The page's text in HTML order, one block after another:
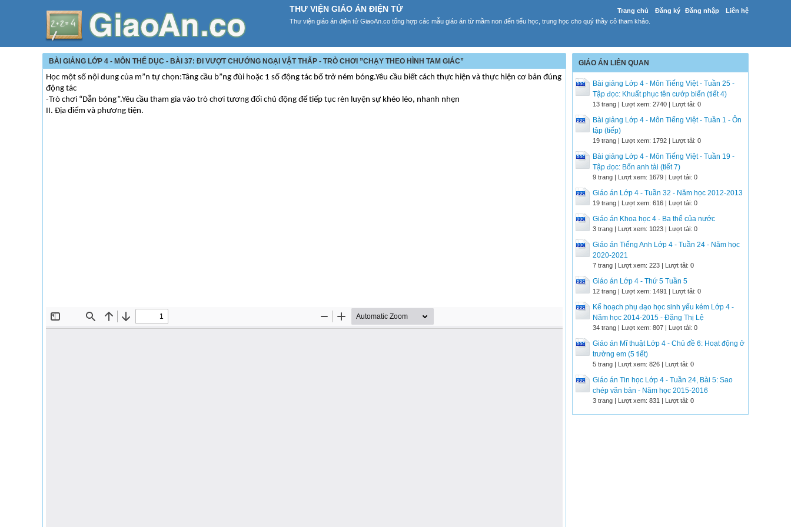
Trang chủ Đăng ký Đăng nhập Liên hệ
THƯ VIỆN GIÁO ÁN ĐIỆN TỬ
Thư viện giáo án điện tử GiaoAn.co tổng hợp các mẫu giáo án từ mầm non đến tiểu học, trung học cho quý thầy cô tham khảo.
BÀI GIẢNG LỚP 4 - MÔN THỂ DỤC - BÀI 37: ĐI VƯỢT CHƯỚNG NGẠI VẬT THẤP - TRÒ CHƠI ”CHẠY THEO HÌNH TAM GIÁC”
Học một số nội dung của m”n tự chọn:Tâng cầu b”ng đùi hoặc 1 số động tác bổ trở ném bóng.Yêu cầu biết cách thực hiện và thực hiện cơ bản đúng
động tác
-Trò chơi “Dẫn bóng”.Yêu cầu tham gia vào trò chơi tương đối chủ động để tiếp tục rèn luyện sự khéo léo, nhanh nhẹn
II. Địa điểm và phương tiện.
GIÁO ÁN LIÊN QUAN
Bài giảng Lớp 4 - Môn Tiếng Việt - Tuần 25 -
Tập đọc: Khuất phục tên cướp biển (tiết 4)
13 trang | Lượt xem: 2740 | Lượt tải: 0
Bài giảng Lớp 4 - Môn Tiếng Việt - Tuần 1 - Ôn
tập (tiếp)
19 trang | Lượt xem: 1792 | Lượt tải: 0
Bài giảng Lớp 4 - Môn Tiếng Việt - Tuần 19 -
Tập đọc: Bốn anh tài (tiết 7)
9 trang | Lượt xem: 1679 | Lượt tải: 0
Giáo án Lớp 4 - Tuần 32 - Năm học 2012-2013
19 trang | Lượt xem: 616 | Lượt tải: 0
Giáo án Khoa học 4 - Ba thể của nước
3 trang | Lượt xem: 1023 | Lượt tải: 0
Giáo án Tiếng Anh Lớp 4 - Tuần 24 - Năm học
2020-2021
7 trang | Lượt xem: 223 | Lượt tải: 0
Giáo án Lớp 4 - Thứ 5 Tuần 5
12 trang | Lượt xem: 1491 | Lượt tải: 0
Kế hoạch phụ đạo học sinh yếu kém Lớp 4 -
Năm học 2014-2015 - Đặng Thị Lệ
34 trang | Lượt xem: 807 | Lượt tải: 0
Giáo án Mĩ thuật Lớp 4 - Chủ đề 6: Hoạt động ở
trường em (5 tiết)
5 trang | Lượt xem: 826 | Lượt tải: 0
Giáo án Tin học Lớp 4 - Tuần 24, Bài 5: Sao
chép văn bản - Năm học 2015-2016
3 trang | Lượt xem: 831 | Lượt tải: 0